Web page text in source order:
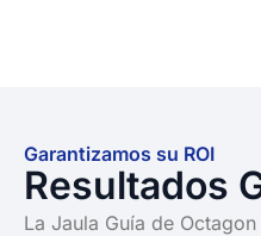
Garantizamos su ROI
Resultados
La Jaula Guía de